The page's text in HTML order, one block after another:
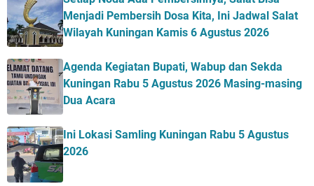
Menjadi Pembersih Dosa Kita, Ini Jadwal Salat
Wilayah Kuningan Kamis 6 Agustus 2026
Agenda Kegiatan Bupati, Wabup dan Sekda
Kuningan Rabu 5 Agustus 2026 Masing-masing
Dua Acara
Ini Lokasi Samling Kuningan Rabu 5 Agustus
2026